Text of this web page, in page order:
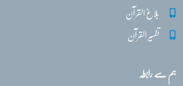
بلاغ القرآن
تفسیر القرآن
ہم سے رابطہ